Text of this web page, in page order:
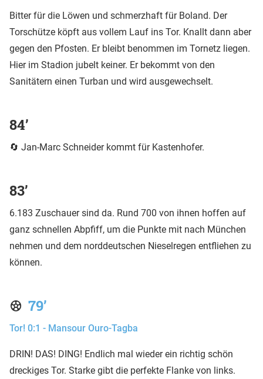
Bitter für die Löwen und schmerzhaft für Boland. Der
Torschütze köpft aus vollem Lauf ins Tor. Knallt dann aber
gegen den Pfosten. Er bleibt benommen im Tornetz liegen.
Hier im Stadion jubelt keiner. Er bekommt von den
Sanitätern einen Turban und wird ausgewechselt.
84’
🔄 Jan-Marc Schneider kommt für Kastenhofer.
83’
6.183 Zuschauer sind da. Rund 700 von ihnen hoffen auf
ganz schnellen Abpfiff, um die Punkte mit nach München
nehmen und dem norddeutschen Nieselregen entfliehen zu
können.
79’
Tor! 0:1 - Mansour Ouro-Tagba
DRIN! DAS! DING! Endlich mal wieder ein richtig schön
dreckiges Tor. Starke gibt die perfekte Flanke von links.